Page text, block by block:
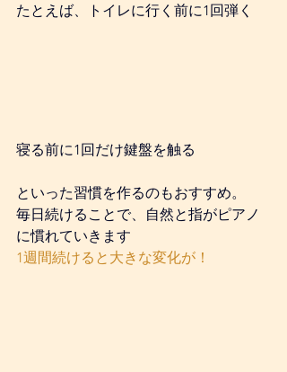
たとえば、トイレに行く前に1回弾く
寝る前に1回だけ鍵盤を触る
といった習慣を作るのもおすすめ。
毎日続けることで、自然と指がピアノ
に慣れていきます
1週間続けると大きな変化が！